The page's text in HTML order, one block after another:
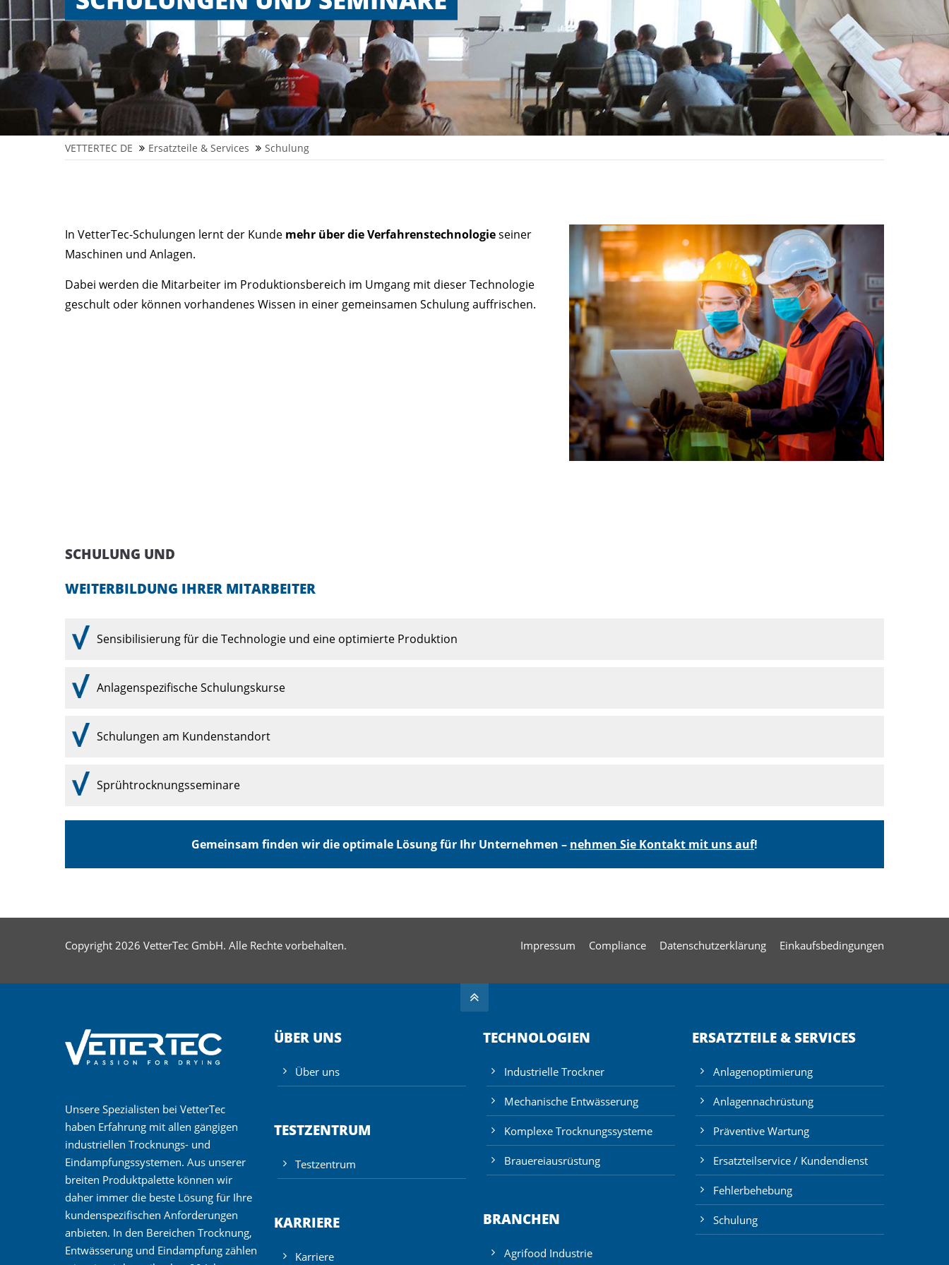
VETTERTEC DE Ersatzteile & Services Schulung
In VetterTec-Schulungen lernt der Kunde mehr über die Verfahrenstechnologieseiner
Maschinen und Anlagen.
Dabei werden die Mitarbeiter im Produktionsbereich im Umgang mit dieser Technologie
geschult oder können vorhandenes Wissen in einer gemeinsamen Schulung auffrischen.
SCHULUNG UND
WEITERBILDUNG IHRER MITARBEITER
Sensibilisierung für die Technologie und eine optimierte Produktion
Anlagenspezifische Schulungskurse
Schulungen am Kundenstandort
Sprühtrocknungsseminare
Gemeinsam finden wir die optimale Lösung für Ihr Unternehmen – nehmen Sie Kontakt mit uns auf!
Copyright 2026 VetterTec GmbH. Alle Rechte vorbehalten. Impressum Compliance Datenschutzerklärung Einkaufsbedingungen
Unsere Spezialisten bei VetterTec
haben Erfahrung mit allen gängigen
industriellen Trocknungs- und
Eindampfungssystemen. Aus unserer
breiten Produktpalette können wir
daher immer die beste Lösung für Ihre
kundenspezifischen Anforderungen
anbieten. In den Bereichen Trocknung,
Entwässerung und Eindampfung zählen
ÜBER UNS
Über uns
TESTZENTRUM
Testzentrum
KARRIERE
Karriere
TECHNOLOGIEN
Industrielle Trockner
Mechanische Entwässerung
Komplexe Trocknungssysteme
Brauereiausrüstung
BRANCHEN
Agrifood Industrie
ERSATZTEILE & SERVICES
Anlagenoptimierung
Anlagennachrüstung
Präventive Wartung
Ersatzteilservice / Kundendienst
Fehlerbehebung
Schulung